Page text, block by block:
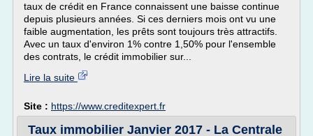
taux de crédit en France connaissent une baisse continue
depuis plusieurs années. Si ces derniers mois ont vu une
faible augmentation, les prêts sont toujours très attractifs.
Avec un taux d'environ 1% contre 1,50% pour l'ensemble
des contrats, le crédit immobilier sur...
Lire la suite
Site : https://www.creditexpert.fr
Taux immobilier Janvier 2017 - La Centrale